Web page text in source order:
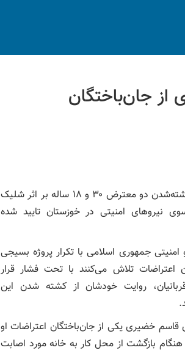
از جان‌باختگان
- تاکنون کشته‌شدن دو معترض ۳۰ و ۱۸ ساله بر اثر شلیک
نیروهای امنیتی در خوزستان تایید شده
جمهوری اسلامی با تکرار پروژه بسیجی
اعتراضات تلاش می‌کنند با تحت فشار قرار
روایت خودشان از کشته شدن این
با عموی قاسم خضیری یکی از جان‌باختگان اعتراضات او
بازگشت از محل کار به خانه مورد اصابت